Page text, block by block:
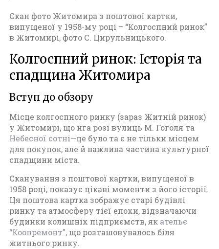
Скан фото Житомира з поштової картки,
випущеної у 1958-му році – “Колгоспний ринок”
в Житомирі, фото С. Цирульницького.
Колгоспний ринок: Історія та
спадщина Житомира
Вступ до обзору
Місце колгоспного ринку (зараз Житній ринок)
у Житомирі, що нга розі вулиць М. Гоголя та
Небесної сотні—це було та є не тільки місцем
для покупок, але й важлива частина культурної
спадщини міста.
Сканування з поштової картки, випущеної в
1958 році, показує цікаві моменти з його історії.
Ця поштова картка зображує старі будівлі
ринку та атмосферу тієї епохи, відзначаючи
будинки колишніх підприємств, як ательє
“Коопремонт”, що розташовувалось біля
житнього ринку.